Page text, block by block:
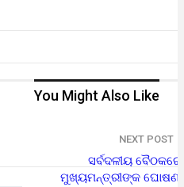
NEXT POST
ସର୍ବଦଳୀୟ ବୈଠକରେ
ମୁଖ୍ୟମନ୍ତ୍ରୀଙ୍କ ଘୋଷଣା
You Might Also Like